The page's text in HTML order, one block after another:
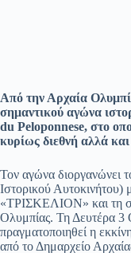
Από την Αρχαία
σημαντικού αγώνα
du Peloponnese, στο
κυρίως διεθνή αλλά
Τον αγώνα διοργανώνει
Ιστορικού
«ΤΡΙΣΚΕΛΙΟΝ» και τη
Ολυμπίας. Τη Δευτέρα 3
πραγματοποιηθεί η
από το Δημαρχείο